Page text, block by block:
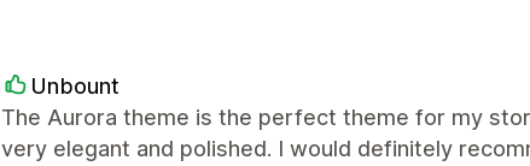
Unbount
The Aurora theme is the perfect theme for my
very elegant and polished. I would definitely